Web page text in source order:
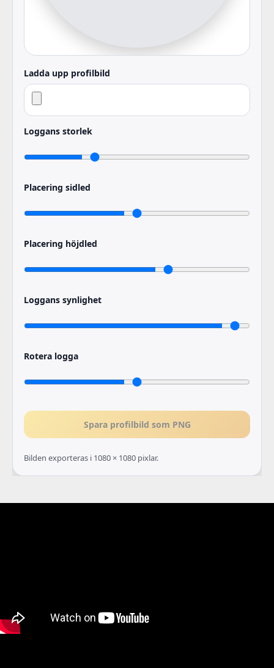
Ladda upp profilbild
Loggans storlek
Placering sidled
Placering höjdled
Loggans synlighet
Rotera logga
Spara profilbild som PNG
Bilden exporteras i 1080 × 1080 pixlar.